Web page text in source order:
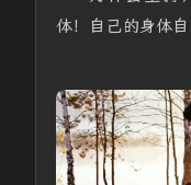
体！自己的身体自